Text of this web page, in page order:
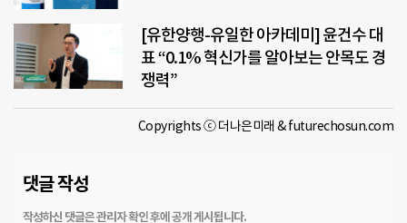
[유한양행-유일한 아카데미] 윤건수 대
표 “0.1% 혁신가를 알아보는 안목도 경
쟁력”
Copyrights ⓒ 더나은미래 & futurechosun.com
댓글 작성